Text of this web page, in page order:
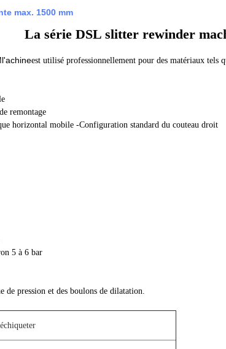
max. 1500 mm
La série DSL slitter rewinder
l'achineest utilisé professionnellement pour des matériaux tels
remontage
horizontal mobile -Configuration standard du couteau droit
5 à 6 bar
pression et des boulons de dilatation.